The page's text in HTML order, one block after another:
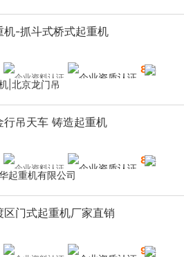
机-抓斗式桥式起重机
8年
|北京龙门吊
行吊天车 铸造起重机
8年
起重机有限公司
区门式起重机厂家直销
9年